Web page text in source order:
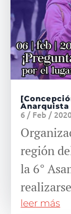
6 / Feb /
región
la 6°
leer más